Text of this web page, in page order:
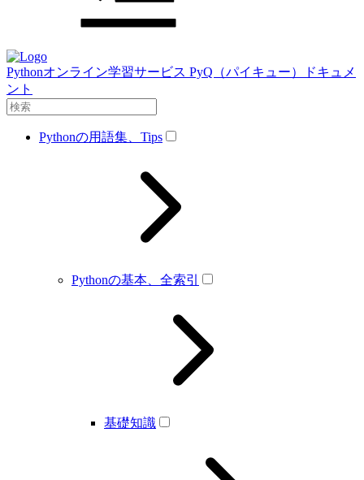
Pythonオンライン学習サービス PyQ（パイキュー）ドキュメ
ント
Pythonの用語集、Tips
Pythonの基本、全索引
基礎知識